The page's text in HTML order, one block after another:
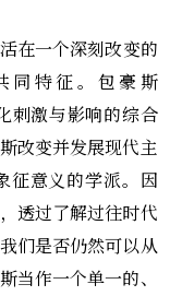
在一个深刻改变的
同特征。包豪斯
刺激与影响的综合
改变并发展现代主
征意义的学派。因
透过了解过往时代
们是否仍然可以从
当作一个单一的、